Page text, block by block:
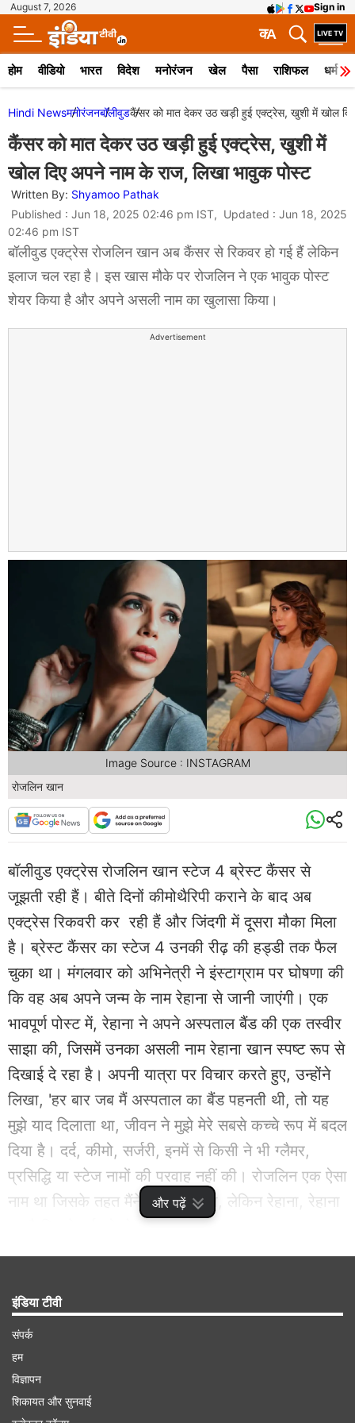
August 7, 2026 Sign in
A
क
होम वीडियो भारत विदेश मनोरंजन खेल पैसा राशिफल धर्म
और पढ़ें
Hindi Newsमनोरंजनबॉलीवुडकैंसर को मात देकर उठ खड़ी हुई एक्ट्रेस, खुशी में खोल
कैंसर को मात देकर उठ खड़ी हुई एक्ट्रेस, खुशी में
खोल दिए अपने नाम के राज, लिखा भावुक पोस्ट
Written By: Shyamoo Pathak
Published : Jun 18, 2025 02:46 pm IST, Updated : Jun 18, 2025
02:46 pm IST
बॉलीवुड एक्ट्रेस रोजलिन खान अब कैंसर से रिकवर हो गई हैं लेकिन
इलाज चल रहा है। इस खास मौके पर रोजलिन ने एक भावुक पोस्ट
शेयर किया है और अपने असली नाम का खुलासा किया।
Advertisement
रोजलिन खान
Image Source : INSTAGRAM
बॉलीवुड एक्ट्रेस रोजलिन खान स्टेज 4 ब्रेस्ट कैंसर से
जूझती रही हैं। बीते दिनों कीमोथैरिपी कराने के बाद अब
एक्ट्रेस रिकवरी कर रही हैं और जिंदगी में दूसरा मौका मिला
है। ब्रेस्ट कैंसर का स्टेज 4 उनकी रीढ़ की हड्डी तक फैल
चुका था। मंगलवार को अभिनेत्री ने इंस्टाग्राम पर घोषणा की
कि वह अब अपने जन्म के नाम रेहाना से जानी जाएंगी। एक
भावपूर्ण पोस्ट में, रेहाना ने अपने अस्पताल बैंड की एक तस्वीर
साझा की, जिसमें उनका असली नाम रेहाना खान स्पष्ट रूप से
दिखाई दे रहा है। अपनी यात्रा पर विचार करते हुए, उन्होंने
लिखा, 'हर बार जब मैं अस्पताल का बैंड पहनती थी, तो यह
मुझे याद दिलाता था, जीवन ने मुझे मेरे सबसे कच्चे रूप में बदल
दिया है। दर्द, कीमो, सर्जरी, इनमें से किसी ने भी ग्लैमर,
प्रसिद्धि या स्टेज नामों की परवाह नहीं की। रोजलिन एक ऐसा
नाम था जिसके तहत मैंने परफॉर्म किया, लेकिन रेहाना, रेहाना
वह है जिसने दर्द को झेला।'
इंडिया टीवी
संपर्क
हम
विज्ञापन
शिकायत और सुनवाई